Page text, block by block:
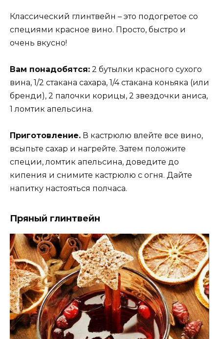
Классический глинтвейн – это подогретое со
специями красное вино. Просто, быстро и
очень вкусно!
Вам понадобятся: 2 бутылки красного сухого
вина, 1/2 стакана сахара, 1/4 стакана коньяка (или
бренди), 2 палочки корицы, 2 звездочки аниса,
1 ломтик апельсина.
Приготовление. В кастрюлю влейте все вино,
всыпьте сахар и нагрейте. Затем положите
специи, ломтик апельсина, доведите до
кипения и снимите кастрюлю с огня. Дайте
напитку настояться полчаса.
Пряный глинтвейн